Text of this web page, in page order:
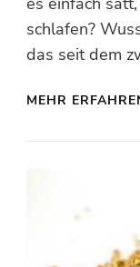
schlafen?
das seit dem
MEHR